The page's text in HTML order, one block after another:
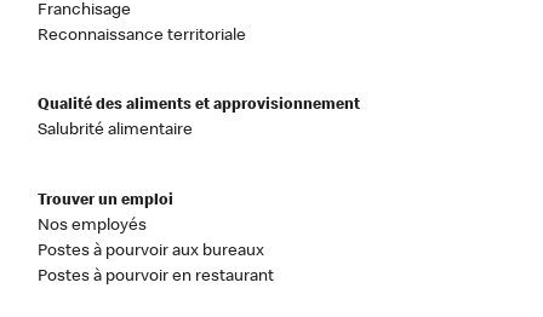
Franchisage
Reconnaissance territoriale
Qualité des aliments et approvisionnement
Salubrité alimentaire
Trouver un emploi
Nos employés
Postes à pourvoir aux bureaux
Postes à pourvoir en restaurant